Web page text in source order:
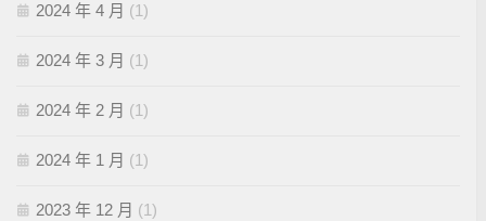
2024 年 4 月 (1)
2024 年 3 月 (1)
2024 年 2 月 (1)
2024 年 1 月 (1)
2023 年 12 月 (1)